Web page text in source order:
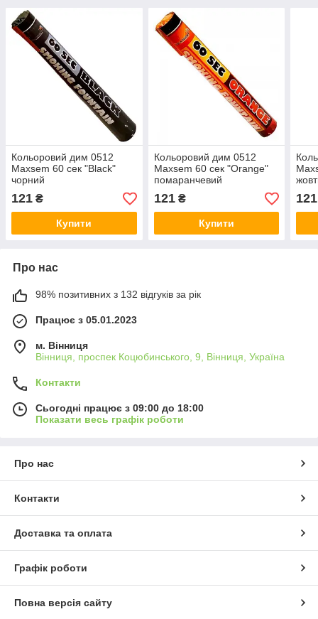
Кольоровий дим 0512
Maxsem 60 сек "Black"
чорний
121 ₴
Купити
Кольоровий дим 0512
Maxsem 60 сек "Orange"
помаранчевий
121₴
Купити
121
Про нас
98% позитивних з 132 відгуків за рік
Працює з 05.01.2023
м. Вінниця
Вінниця, проспек Коцюбинського, 9, Вінниця, Україна
Контакти
Сьогодні працює з 09:00 до 18:00
Показати весь графік роботи
Про нас
Контакти
Доставка та оплата
Графік роботи
Повна версія сайту